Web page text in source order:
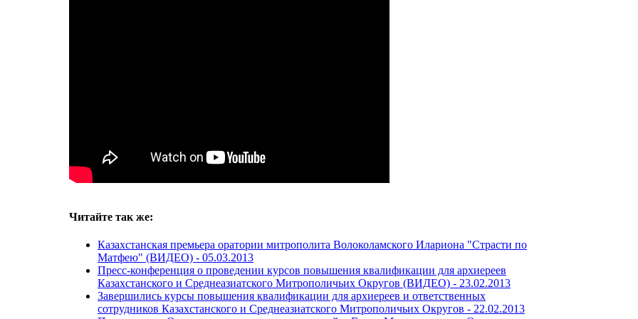
Читайте так же:
Казахстанская премьера оратории митрополита Волоколамского Илариона "Страсти по
Матфею" (ВИДЕО) - 05.03.2013
Пресс-конференция о проведении курсов повышения квалификации для архиереев
Казахстанского и Среднеазиатского Митрополичьих Округов (ВИДЕО) - 23.02.2013
Завершились курсы повышения квалификации для архиереев и ответственных
сотрудников Казахстанского и Среднеазиатского Митрополичьих Округов - 22.02.2013